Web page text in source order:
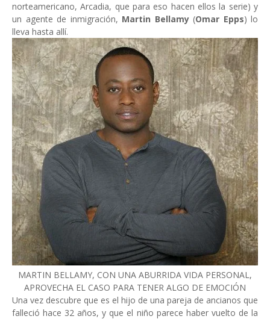
norteamericano, Arcadia, que para eso hacen ellos la serie) y
un agente de inmigración, Martin Bellamy(Omar Epps) lo
lleva hasta allí.
MARTIN BELLAMY, CON UNA ABURRIDA VIDA PERSONAL,
APROVECHA EL CASO PARA TENER ALGO DE EMOCIÓN
Una vez descubre que es el hijo de una pareja de ancianos que
falleció hace 32 años, y que el niño parece haber vuelto de la